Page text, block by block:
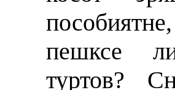
пешксе
туртов?